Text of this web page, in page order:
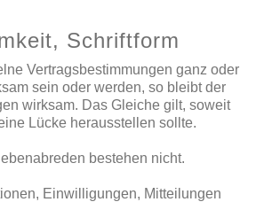
Schriftform
Vertragsbestimmungen ganz oder
sein oder werden, so bleibt der
wirksam. Das Gleiche gilt, soweit
Lücke herausstellen sollte.
bestehen nicht.
Einwilligungen, Mitteilungen